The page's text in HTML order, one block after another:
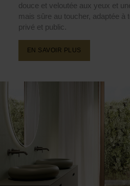
douce et veloutée aux yeux et
mais sûre au toucher, adaptée à
privé et public.
EN SAVOIR PLUS